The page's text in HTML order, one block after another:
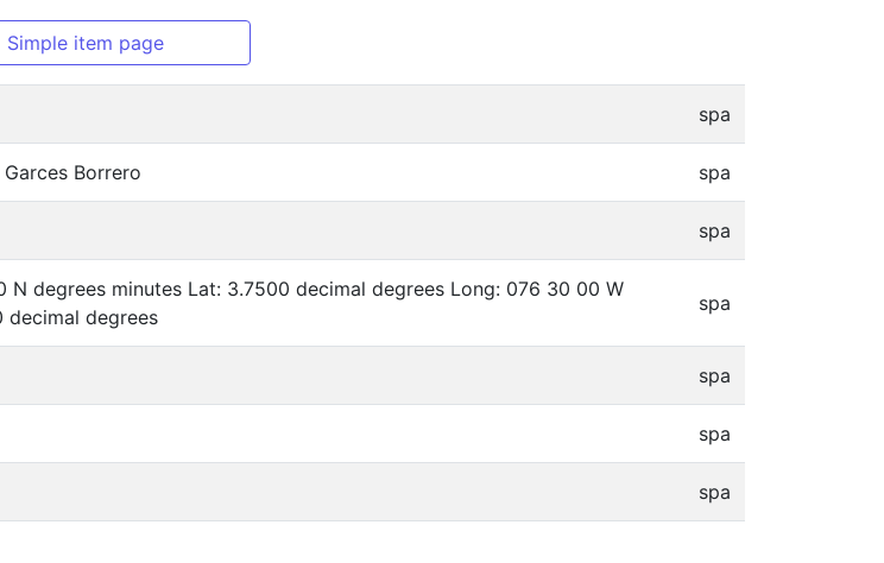
Simple item page
spa
Borrero spa
spa
N degrees minutes Lat: 3.7500 decimal degrees Long: 076 30 00 W
decimal degrees
spa
spa
spa
spa